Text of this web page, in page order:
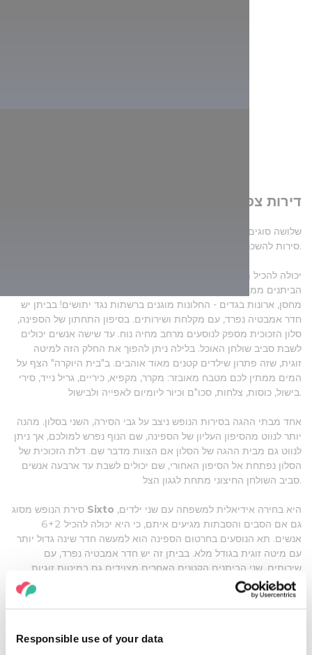
Responsible use of your data
דירות צפות
סירות להשכרה, תלוי כמה אנשים רוצים לשוט בהן.
הביתנים ממוקמים בחרטום הספינה, עם מיטה זוגית ניתנת להפרדה,
מחסן, ארונות בגדים - החלונות מוגנים ברשתות נגד יתושים! בביתן יש
חדר אמבטיה נפרד, עם מקלחת ושירותים. בסיפון התחתון של הספינה,
סלון הזכוכית מספק לנוסעים מרחב מחיה נוח. עד שישה אנשים יכולים
לשבת סביב שולחן האוכל. בלילה ניתן להפוך את החלק הזה למיטה
זוגית, שזה פתרון שילדים קטנים מאוד אוהבים. ב"בית היוקרה" הצף על
המים ממתין לכם מטבח מאובזר: מקרר, מקפיא, כיריים, גריל נייד, סירי
בישול, כוסות, צלחות, סכו"ם וכיור ליומיום לאפייה ולבישול.
אחד מבתי ההגה בסירות הנופש ניצב על גבי הסירה, השני בסלון. מהנה
יותר לנווט מהסיפון העליון של הספינה, שם הנוף נפרש למולכם, אך ניתן
לנווט גם מבית ההגה של הסלון אם הצוות מדבר שם. דלת הזכוכית של
הסלון נפתחת אל הסיפון האחורי, שם יכולים לשבת עד ארבעה אנשים
סביב השולחן החיצוני מתחת לגגון הצל.
Sixto היא בחירה אידיאלית למשפחה עם שני ילדים,
גם אם הסבים והסבתות מגיעים איתם, כי היא יכולה להכיל 6+2
אנשים. תא הנוסעים בחרטום הספינה הוא למעשה חדר שינה גדול יותר
עם מיטה זוגית בגודל מלא. בביתן זה יש חדר אמבטיה נפרד, עם
שירותים. שני הביתנים הקטנים האחרים מצוידים גם במיטות זוגיות
הספינה, שניים בצד הספינה. יש גם שני חדרי אמבטיה על הסירה